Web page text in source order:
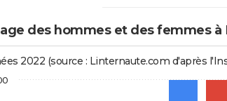
des hommes et des femmes à
2022 (source : Linternaute.com d'après